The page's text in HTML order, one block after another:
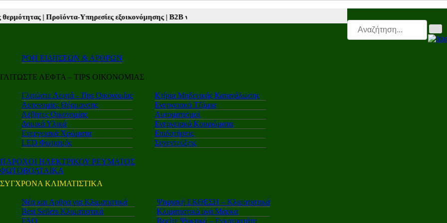
Υπηρεσίες εξοικονόμησης |Β2Β νέα |Autotriti.gr |Mototriti.gr |
ΡΟΗ ΕΙΔΗΣΕΩΝ & ΑΡΘΡΩΝ
ΓΛΙΤΩΣΤΕ ΛΕΦΤΑ – TIPS ΟΙΚΟΝΟΜΙΑΣ
Γλιτώστε Λεφτά - Tips Οικονομίας
Αυτονομίες Θέρμανσης
Λέβητες Οικονομίας
Δομικά Υλικά
Ενεργειακά Χρώματα
LED Φωτισμός
Κτίρια Μηδενικής Κατανάλωσης
Ενεργειακά Τζάμια
Αυτοματισμοί
Ενεργειακά Κουφώματα
Επιδοτήσεις
Συνεντεύξεις
ΠΑΡΟΧΟΙ ΗΛΕΚΤΡΙΚΟΥ ΡΕΥΜΑΤΟΣ
ΦΩΤΟΒΟΛΤΑΙΚΑ
ΣΥΓΧΡΟΝΑ ΚΛΙΜΑΤΙΣΤΙΚΑ
Νέα και Aρθρα για Κλιματιστικά
Best Sellers Κλιματιστικά
FAQ
Ψηφιακή ΕΚΘΕΣΗ – Κλιματιστικά
Κλιματιστικά ανά Μάρκα
Βρείτε Ψυκτικό – Εγκαταστάτη